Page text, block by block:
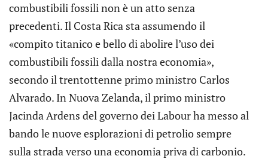
combustibili fossili non è un atto senza
precedenti. Il Costa Rica sta assumendo il
«compito titanico e bello di abolire l’uso dei
combustibili fossili dalla nostra economia»,
secondo il trentottenne primo ministro Carlos
Alvarado. In Nuova Zelanda, il primo ministro
Jacinda Ardens del governo dei Labour ha messo al
bando le nuove esplorazioni di petrolio sempre
sulla strada verso una economia priva di carbonio.